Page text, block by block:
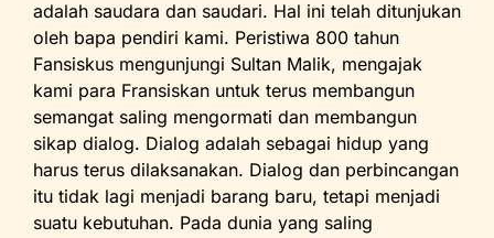
adalah saudara dan saudari. Hal ini telah ditunjukan
oleh bapa pendiri kami. Peristiwa 800 tahun
Fansiskus mengunjungi Sultan Malik, mengajak
kami para Fransiskan untuk terus membangun
semangat saling mengormati dan membangun
sikap dialog. Dialog adalah sebagai hidup yang
harus terus dilaksanakan. Dialog dan perbincangan
itu tidak lagi menjadi barang baru, tetapi menjadi
suatu kebutuhan. Pada dunia yang saling